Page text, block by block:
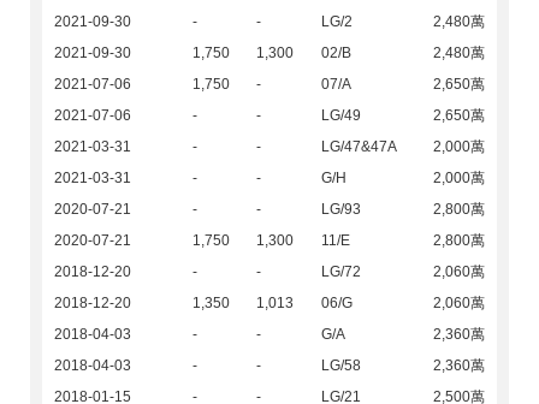
2021-09-30
- - LG/2
2,480萬
2021-09-30
1,750 1,300 02/B
2,480萬
2021-07-06
1,750 - 07/A
2,650萬
2021-07-06
- - LG/49
2,650萬
2021-03-31
- - LG/47&47A
2,000萬
2021-03-31
- - G/H
2,000萬
2020-07-21
- - LG/93
2,800萬
2020-07-21
1,750 1,300 11/E
2,800萬
2018-12-20
- - LG/72
2,060萬
2018-12-20
1,350 1,013 06/G
2,060萬
2018-04-03
- - G/A
2,360萬
2018-04-03
- - LG/58
2,360萬
2018-01-15
- - LG/21 2,500萬